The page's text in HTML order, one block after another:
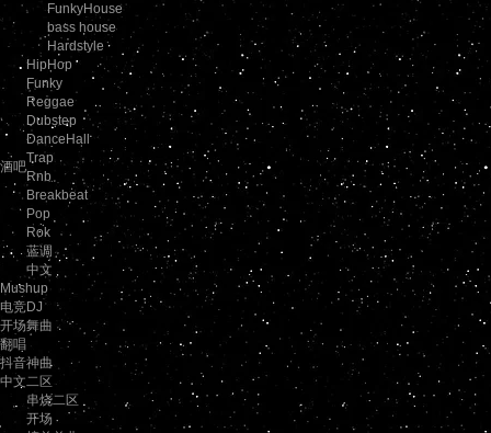
FunkyHouse
bass house
Hardstyle
酒吧
HipHop
Funky
Reggae
Dubstep
DanceHall
Trap
Rnb
Breakbeat
Pop
Rok
蓝调
中文
Mushup
电竞DJ
开场舞曲
翻唱
抖音神曲
中文二区
串烧二区
开场